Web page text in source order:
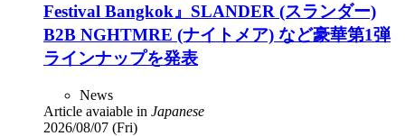
Festival Bangkok』SLANDER (スランダー)
B2B NGHTMRE (ナイトメア) など豪華第1弾
ラインナップを発表
News
Article avaiable in Japanese
2026/08/07 (Fri)